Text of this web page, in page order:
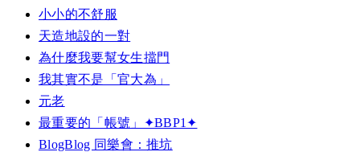
小小的不舒服
天造地設的一對
為什麼我要幫女生擋門
我其實不是「官大為」
元老
最重要的「帳號」✦BBP1✦
BlogBlog 同樂會：推坑